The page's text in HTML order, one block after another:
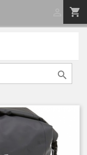
shopping_cart
